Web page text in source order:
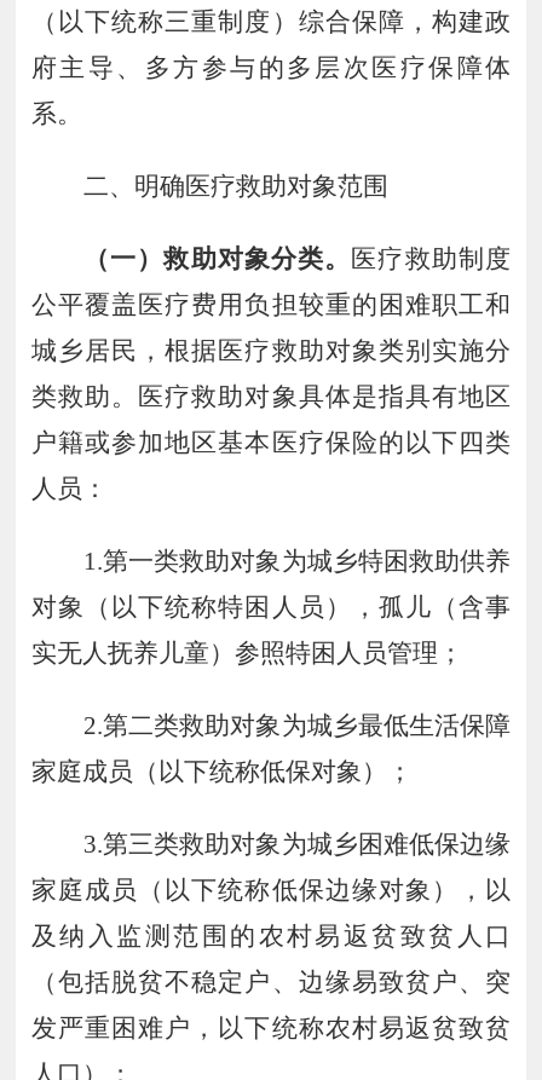
（以下统称三重制度）综合保障，构建政
府主导、多方参与的多层次医疗保障体
系。
二、明确医疗救助对象范围
（一）救助对象分类。
医疗救助制度
公平覆盖医疗费用负担较重的困难职工和
城乡居民，根据医疗救助对象类别实施分
类救助。医疗救助对象具体是指具有地区
户籍或参加地区基本医疗保险的以下四类
人员：
1.第一类救助对象为城乡特困救助供养
对象（以下统称特困人员），孤儿（含事
实无人抚养儿童）参照特困人员管理；
2.第二类救助对象为城乡最低生活保障
家庭成员（以下统称低保对象）；
3.第三类救助对象为城乡困难低保边缘
家庭成员（以下统称低保边缘对象），以
及纳入监测范围的农村易返贫致贫人口
（包括脱贫不稳定户、边缘易致贫户、突
发严重困难户，以下统称农村易返贫致贫
人口）；